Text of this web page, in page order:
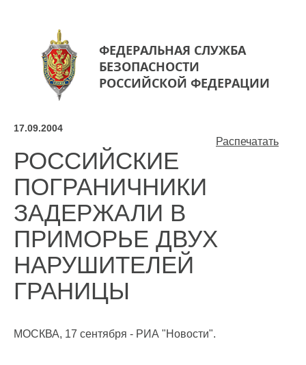
ФЕДЕРАЛЬНАЯ СЛУЖБА
БЕЗОПАСНОСТИ
РОССИЙСКОЙ ФЕДЕРАЦИИ
Распечатать
17.09.2004
РОССИЙСКИЕ
ПОГРАНИЧНИКИ
ЗАДЕРЖАЛИ В
ПРИМОРЬЕ ДВУХ
НАРУШИТЕЛЕЙ
ГРАНИЦЫ
МОСКВА, 17 сентября - РИА "Новости".